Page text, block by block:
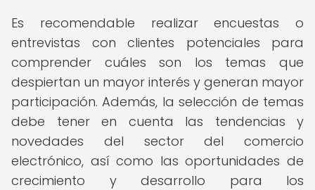
Es recomendable realizar encuestas o
entrevistas con clientes potenciales para
comprender cuáles son los temas que
despiertan un mayor interés y generan mayor
participación. Además, la selección de temas
debe tener en cuenta las tendencias y
novedades del sector del comercio
electrónico, así como las oportunidades de
crecimiento y desarrollo para los